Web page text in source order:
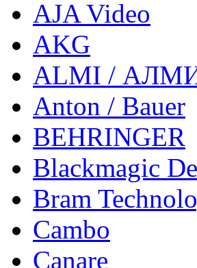
AJA Video
AKG
ALMI /
Anton / Bauer
BEHRINGER
Blackmagic
Bram
Cambo
Canare